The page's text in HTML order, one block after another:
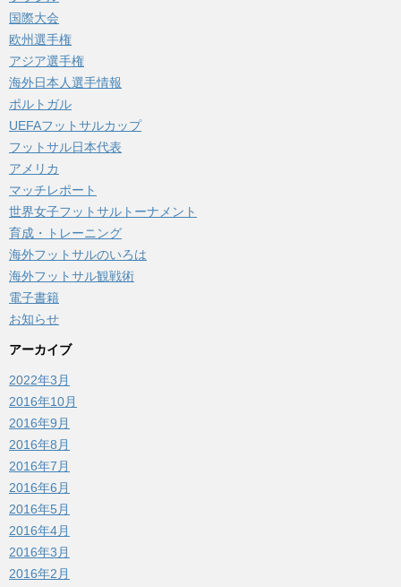
国際大会
欧州選手権
アジア選手権
海外日本人選手情報
ポルトガル
UEFAフットサルカップ
フットサル日本代表
アメリカ
マッチレポート
世界女子フットサルトーナメント
育成・トレーニング
海外フットサルのいろは
海外フットサル観戦術
電子書籍
お知らせ
アーカイブ
2022年3月
2016年10月
2016年9月
2016年8月
2016年7月
2016年6月
2016年5月
2016年4月
2016年3月
2016年2月